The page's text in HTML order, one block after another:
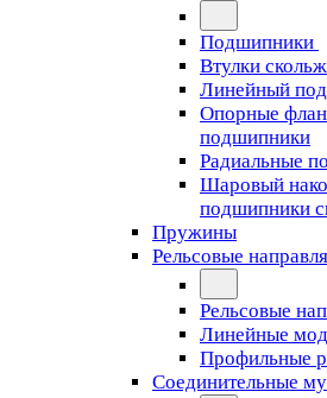
Подшипники
Втулки
Линейный
Опорные
подшипники
Радиальные
Шаровый
подшипники
Пружины
Рельсовые
Рельсовые
Линейные
Профильные
Соединительные